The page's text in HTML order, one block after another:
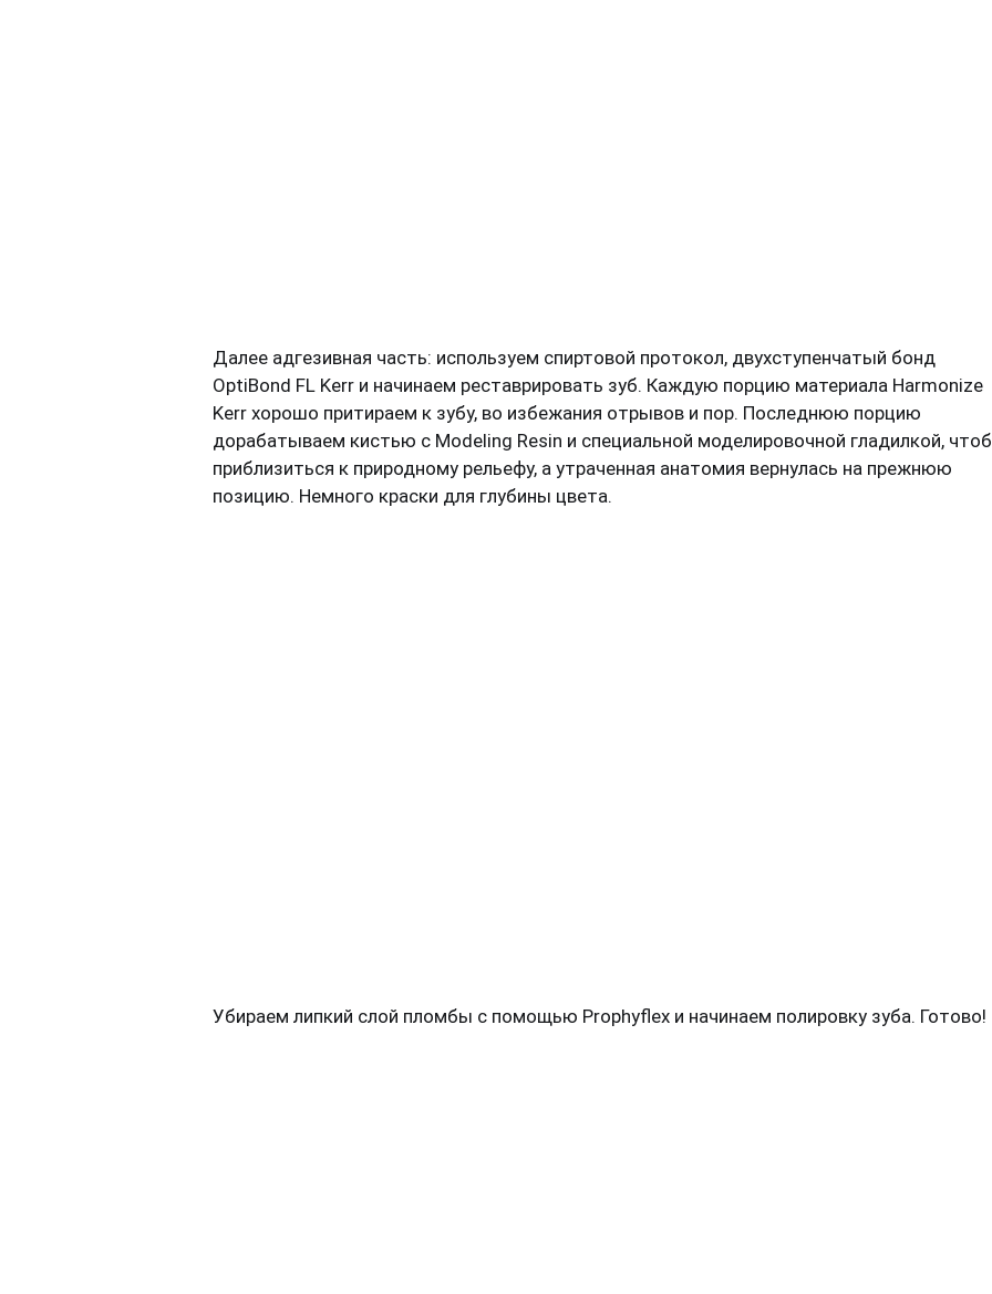
Далее адгезивная часть: используем спиртовой протокол, двухступенчатый бонд
OptiBond FL Kerr и начинаем реставрировать зуб. Каждую порцию материала Harmonize
Kerr хорошо притираем к зубу, во избежания отрывов и пор. Последнюю порцию
дорабатываем кистью c Modeling Resin и специальной моделировочной гладилкой,
приблизиться к природному рельефу, а утраченная анатомия вернулась на прежнюю
позицию. Немного краски для глубины цвета.
Убираем липкий слой пломбы с помощью Prophyflex и начинаем полировку зуба. Готово!